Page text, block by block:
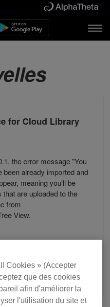
for Cloud Library
the error message "You
already imported and
meaning you'll be
are uploaded to the
from
View.
rekordbox.
Cookies » (Accepter
que des cookies
afin d'améliorer la
l'utilisation du site et